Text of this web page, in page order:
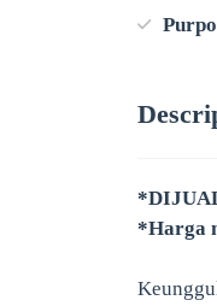
*Harga